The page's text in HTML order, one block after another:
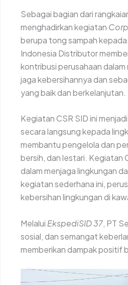
Sebagai bagian dari
menghadirkan kegiatan
berupa tong sampah
Indonesia Distributor
kontribusi perusahaan
jaga kebersihannya dan
yang baik dan berkelanjutan.
Kegiatan CSR SID ini
secara langsung kepada
membantu pengelola dan
bersih, dan lestari. Kegiatan
dalam menjaga lingkungan
kegiatan sederhana ini,
kebersihan lingkungan di
Melalui EkspediSID 37, PT
sosial, dan semangat
memberikan dampak positif